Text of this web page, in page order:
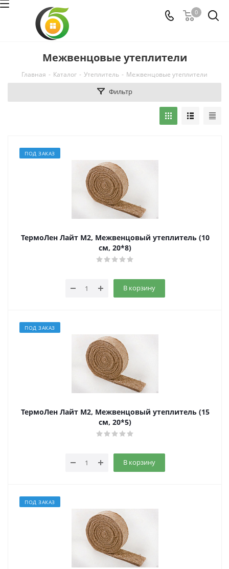
0
Межвенцовые утеплители
Главная - Каталог - Утеплитель - Межвенцовые утеплители
Фильтр
ПОД ЗАКАЗ
ТермоЛен Лайт М2, Межвенцовый утеплитель (10
см, 20*8)
В корзину
ПОД ЗАКАЗ
ТермоЛен Лайт М2, Межвенцовый утеплитель (15
см, 20*5)
В корзину
ПОД ЗАКАЗ